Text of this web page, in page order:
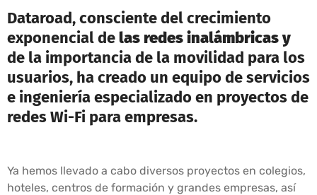
Dataroad, consciente del crecimiento
exponencial delas redes inalámbricas y
de la importancia de la movilidad para los
usuarios, ha creado un equipo de servicios
e ingeniería especializado en proyectos de
redes Wi-Fi para empresas.
Ya hemos llevado a cabo diversos proyectos en colegios,
hoteles, centros de formación y grandes empresas, así